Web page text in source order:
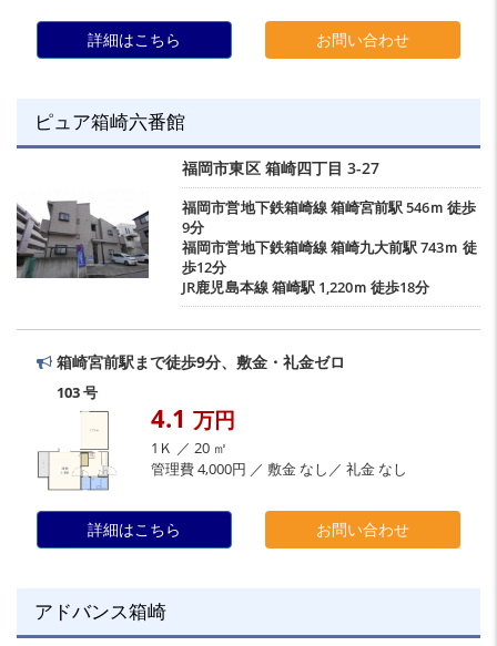
詳細はこちら お問い合わせ
ピュア箱崎六番館
福岡市東区 箱崎四丁目 3-27
福岡市営地下鉄箱崎線箱崎宮前駅546ｍ 徒歩
9分
福岡市営地下鉄箱崎線箱崎九大前駅743ｍ 徒
歩12分
JR鹿児島本線箱崎駅1,220ｍ 徒歩18分
箱崎宮前駅まで徒歩9分、敷金・礼金ゼロ
103 号
4.1 万円
1Ｋ ／ 20 ㎡
管理費 4,000円 ／ 敷金 なし／ 礼金 なし
詳細はこちら お問い合わせ
アドバンス箱崎